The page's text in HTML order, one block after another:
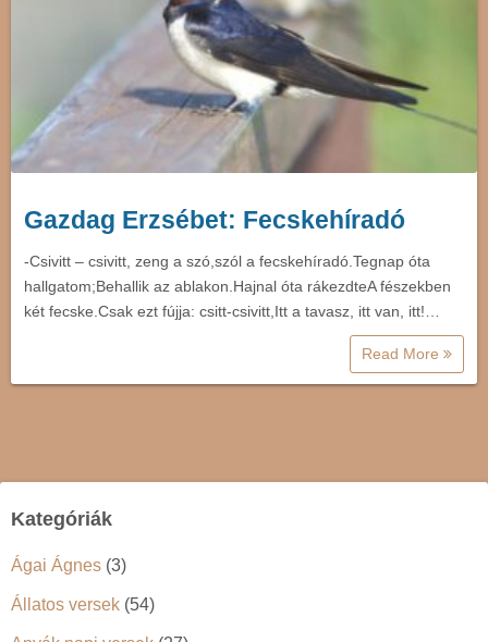
Gazdag Erzsébet: Fecskehíradó
-Csivitt – csivitt, zeng a szó,szól a fecskehíradó.Tegnap óta
hallgatom;Behallik az ablakon.Hajnal óta rákezdteA fészekben
két fecske.Csak ezt fújja: csitt-csivitt,Itt a tavasz, itt van, itt!…
Read More
Kategóriák
Ágai Ágnes (3)
Állatos versek (54)